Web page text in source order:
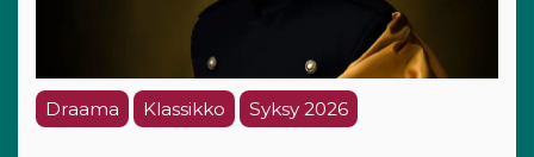
Draama Klassikko Syksy 2026